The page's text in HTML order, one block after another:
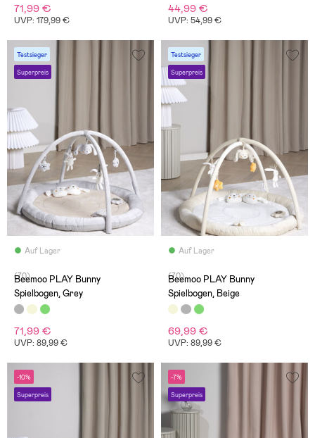
71,99 €
UVP: 179,99 €
44,99 €
UVP: 54,99 €
Testsieger
Superpreis
Auf Lager
(70)
Beemoo PLAY Bunny
Spielbogen, Grey
71,99 €
UVP: 89,99 €
Testsieger
Superpreis
Auf Lager
(70)
Beemoo PLAY Bunny
Spielbogen, Beige
69,99 €
UVP: 89,99 €
-10%
Superpreis
-7%
Superpreis